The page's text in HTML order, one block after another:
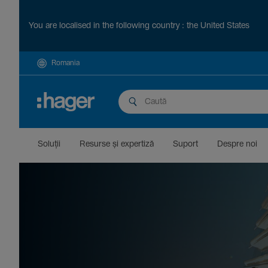
You are localised in the following country : the United States
Romania
Soluții Resurse și exper­tiză Suport Despre noi